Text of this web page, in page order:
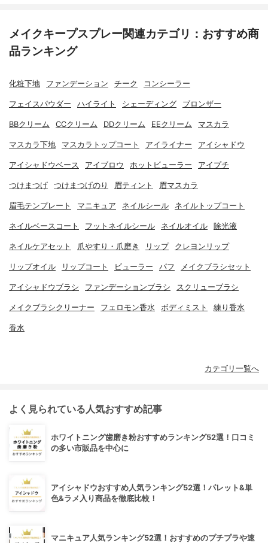
メイクキープスプレー関連カテゴリ：おすすめ商
品ランキング
化粧下地 ファンデーション チーク コンシーラー
フェイスパウダー ハイライト シェーディング ブロンザー
BBクリーム CCクリーム DDクリーム EEクリーム マスカラ
マスカラ下地 マスカラトップコート アイライナー アイシャドウ
アイシャドウベース アイブロウ ホットビューラー アイプチ
つけまつげ つけまつげのり 眉ティント 眉マスカラ
眉毛テンプレート マニキュア ネイルシール ネイルトップコート
ネイルベースコート フットネイルシール ネイルオイル 除光液
ネイルケアセット 爪やすり・爪磨き リップ クレヨンリップ
リップオイル リップコート ビューラー パフ メイクブラシセット
アイシャドウブラシ ファンデーションブラシ スクリューブラシ
メイクブラシクリーナー フェロモン香水 ボディミスト 練り香水
香水
カテゴリ一覧へ
よく見られている人気おすすめ記事
ホワイトニング歯磨き粉おすすめランキング52選！口コミ
の多い市販品を中心に
アイシャドウおすすめ人気ランキング52選！パレット&単
色&ラメ入り商品を徹底比較！
マニキュア人気ランキング52選！おすすめのプチプラや速